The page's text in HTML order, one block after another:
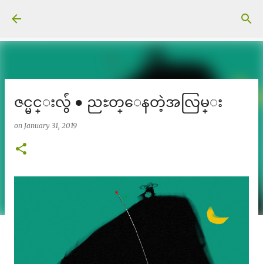
ဇင္မင္းလွ်ံ ● ညႊတ္ေနတဲ့အလြမ္း
on January 31, 2019